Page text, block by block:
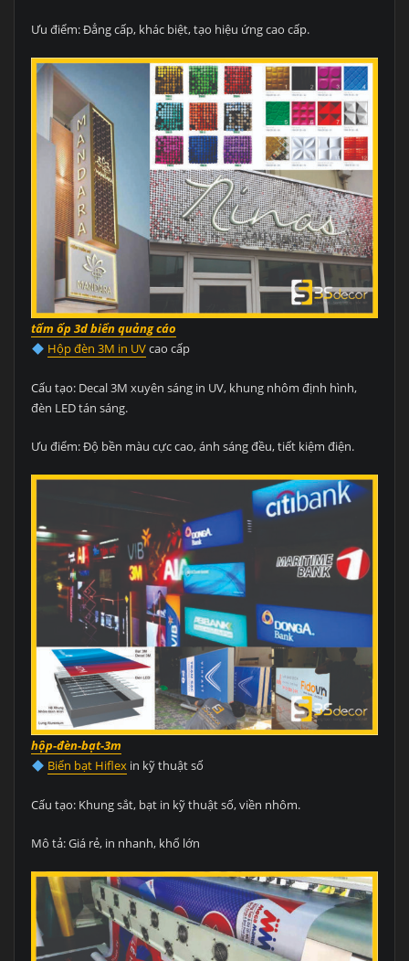
Ưu điểm: Đẳng cấp, khác biệt, tạo hiệu ứng cao cấp.
tấm ốp 3d biển quảng cáo
Hộp đèn 3M in UVcao cấp
Cấu tạo: Decal 3M xuyên sáng in UV, khung nhôm định hình,
đèn LED tán sáng.
Ưu điểm: Độ bền màu cực cao, ánh sáng đều, tiết kiệm điện.
hộp-đèn-bạt-3m
Biển bạt Hiflexin kỹ thuật số
Cấu tạo: Khung sắt, bạt in kỹ thuật số, viền nhôm.
Mô tả: Giá rẻ, in nhanh, khổ lớn